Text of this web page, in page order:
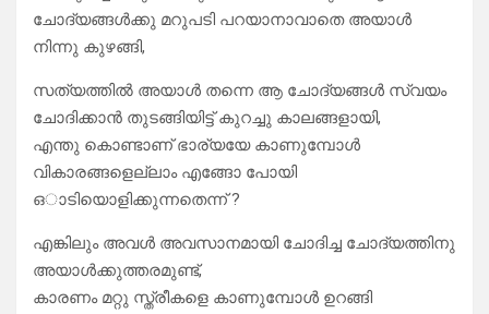
ചോദ്യങ്ങൾക്കു മറുപടി പറയാനാവാതെ അയാൾ
നിന്നു കുഴങ്ങി,
സത്യത്തിൽ അയാൾ തന്നെ ആ ചോദ്യങ്ങൾ സ്വയം
ചോദിക്കാൻ തുടങ്ങിയിട്ട് കുറച്ചു കാലങ്ങളായി,
എന്തു കൊണ്ടാണ് ഭാര്യയേ കാണുമ്പോൾ
വികാരങ്ങളെല്ലാം എങ്ങോ പോയി
ഒാടിയൊളിക്കുന്നതെന്ന് ?
എങ്കിലും അവൾ അവസാനമായി ചോദിച്ച ചോദ്യത്തിനു
അയാൾക്കുത്തരമുണ്ട്,
കാരണം മറ്റു സ്ത്രീകളെ കാണുമ്പോൾ ഉറങ്ങി